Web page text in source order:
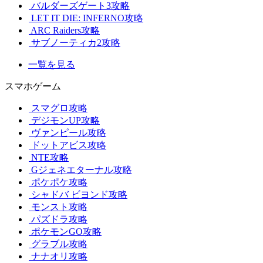
バルダーズゲート3攻略
LET IT DIE: INFERNO攻略
ARC Raiders攻略
サブノーティカ2攻略
一覧を見る
スマホゲーム
スマグロ攻略
デジモンUP攻略
ヴァンピール攻略
ドットアビス攻略
NTE攻略
Gジェネエターナル攻略
ポケポケ攻略
シャドバ ビヨンド攻略
モンスト攻略
パズドラ攻略
ポケモンGO攻略
グラブル攻略
ナナオリ攻略